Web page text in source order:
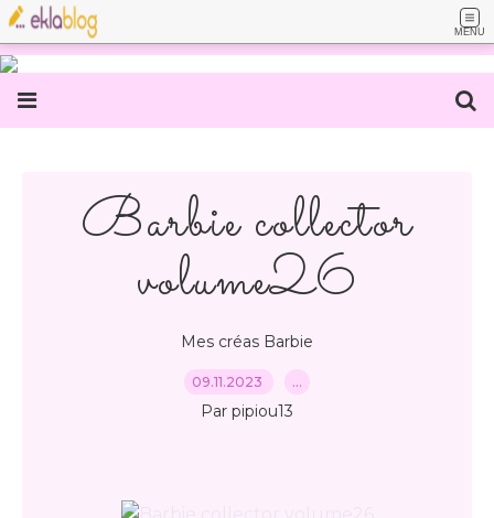
MENU
Barbie collector
volume26
Mes créas Barbie
09.11.2023 …
Par pipiou13